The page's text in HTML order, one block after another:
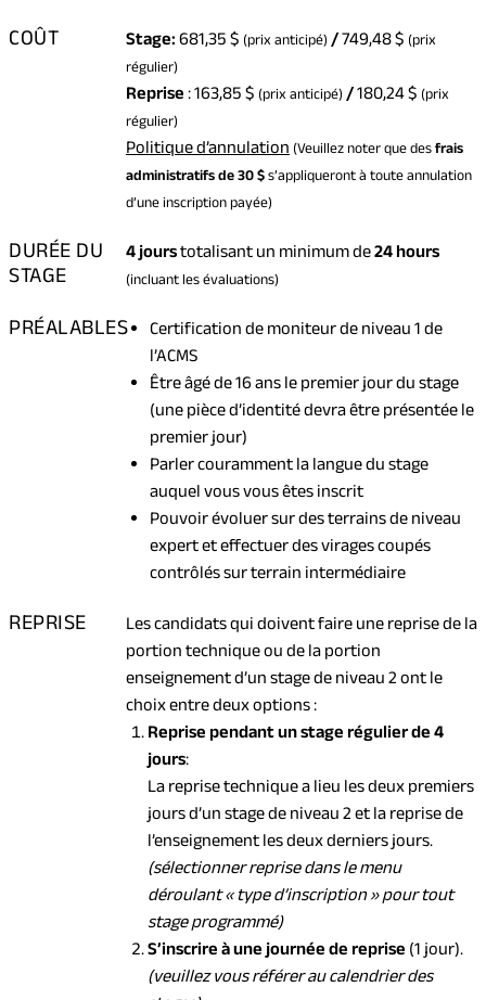
COÛT Stage: 681,35 $ (prix anticipé) /749,48 $ (prix
régulier)
Reprise : 163,85 $ (prix anticipé) /180,24 $ (prix
régulier)
Politique d’annulation (opens
PDF)
(opens
in
tab)
(Veuillez noter que des frais
administratifs de 30 $ s’appliqueront à toute annulation
d’une inscription payée)
DURÉE DU
STAGE
4 jourstotalisant un minimum de24 hours
(incluant les évaluations)
PRÉALABLES
Certification de moniteur de niveau 1 de
l’ACMS
Être âgé de 16 ans le premier jour du stage
(une pièce d’identité devra être présentée le
premier jour)
Parler couramment la langue du stage
auquel vous vous êtes inscrit
Pouvoir évoluer sur des terrains de niveau
expert et effectuer des virages coupés
contrôlés sur terrain intermédiaire
REPRISE
Les candidats qui doivent faire une reprise de la
portion technique ou de la portion
enseignement d’un stage de niveau 2 ont le
choix entre deux options :
Reprise pendant un stage régulier de 4
jours:
La reprise technique a lieu les deux premiers
jours d’un stage de niveau 2 et la reprise de
l’enseignement les deux derniers jours.
(sélectionner reprise dans le menu
déroulant « type d’inscription » pour tout
stage programmé)
S’inscrire à une journée de reprise (1 jour).
(veuillez vous référer au calendrier des